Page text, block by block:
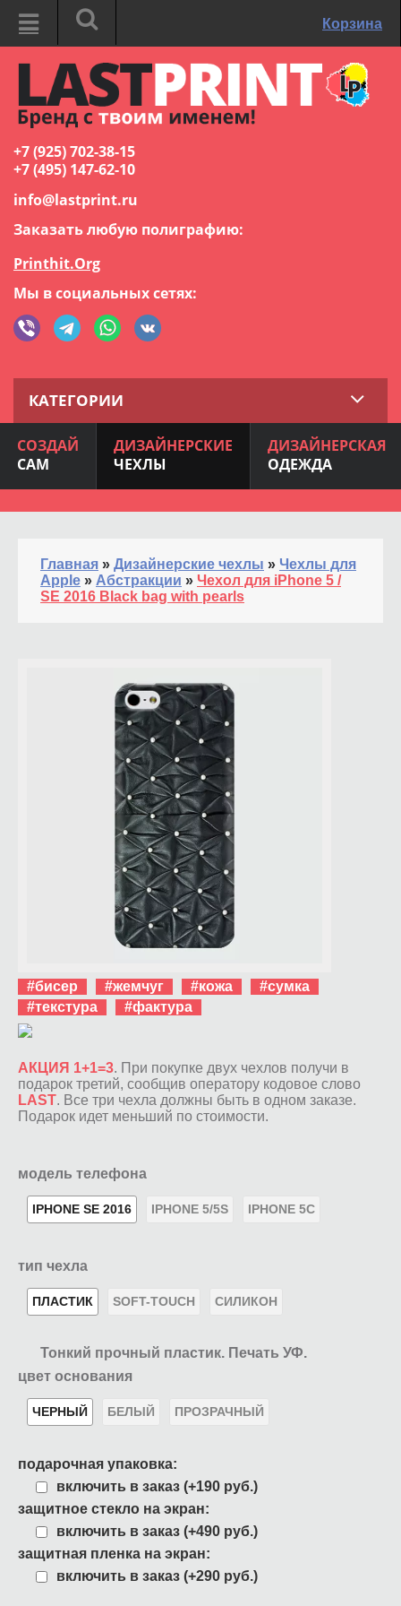
Корзина
+7 (925) 702-38-15
+7 (495) 147-62-10
info@lastprint.ru
Заказать любую полиграфию:
Printhit.Org
Мы в социальных сетях:
КАТЕГОРИИ
СОЗДАЙ
САМ
ДИЗАЙНЕРСКИЕ
ЧЕХЛЫ
ДИЗАЙНЕРСКАЯ
ОДЕЖДА
Главная » Дизайнерские чехлы » Чехлы для
Apple » Абстракции » Чехол для iPhone 5 /
SE 2016 Black bag with pearls
#бисер #жемчуг #кожа
#сумка
#текстура
#фактура
АКЦИЯ 1+1=3. При покупке двух чехлов получи в
подарок третий, сообщив оператору кодовое слово
LAST. Все три чехла должны быть в одном заказе.
Подарок идет меньший по стоимости.
модель телефона
IPHONE SE 2016 IPHONE 5/5S IPHONE 5C
тип чехла
ПЛАСТИК SOFT-TOUCH СИЛИКОН
Тонкий прочный пластик. Печать УФ.
цвет основания
ЧЕРНЫЙ БЕЛЫЙ ПРОЗРАЧНЫЙ
подарочная упаковка:
включить в заказ (+190 руб.)
защитное стекло на экран:
включить в заказ (+490 руб.)
защитная пленка на экран:
включить в заказ (+290 руб.)